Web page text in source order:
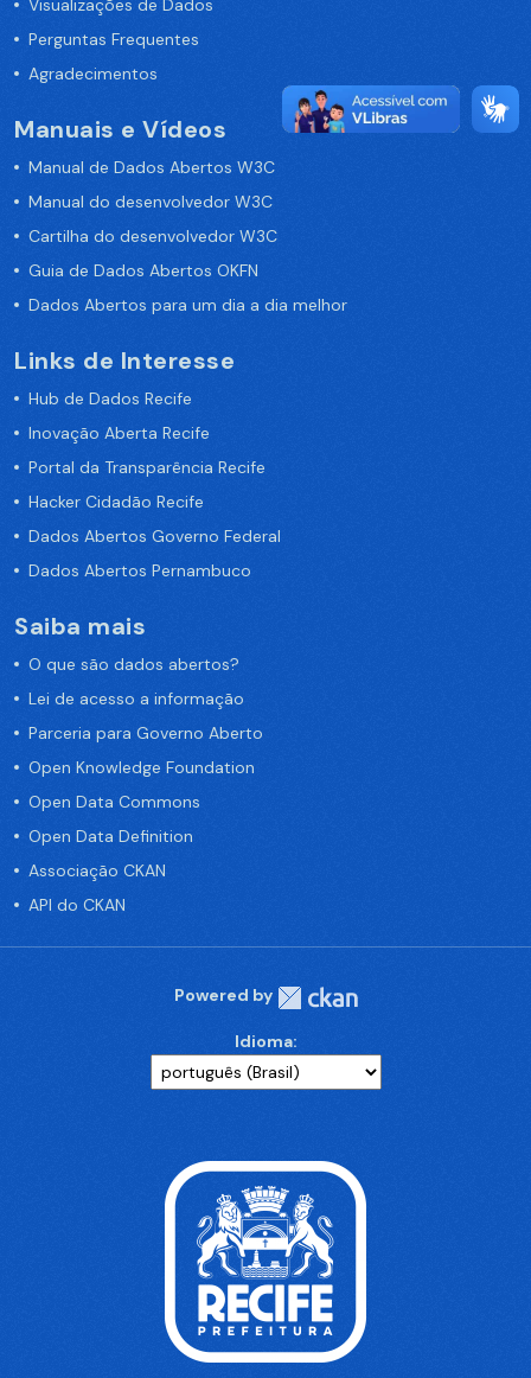
Visualizações de Dados
Perguntas Frequentes
Agradecimentos
Manuais e Vídeos
Manual de Dados Abertos W3C
Manual do desenvolvedor W3C
Cartilha do desenvolvedor W3C
Guia de Dados Abertos OKFN
Dados Abertos para um dia a dia melhor
Links de Interesse
Hub de Dados Recife
Inovação Aberta Recife
Portal da Transparência Recife
Hacker Cidadão Recife
Dados Abertos Governo Federal
Dados Abertos Pernambuco
Saiba mais
O que são dados abertos?
Lei de acesso a informação
Parceria para Governo Aberto
Open Knowledge Foundation
Open Data Commons
Open Data Definition
Associação CKAN
API do CKAN
Powered by
Idioma